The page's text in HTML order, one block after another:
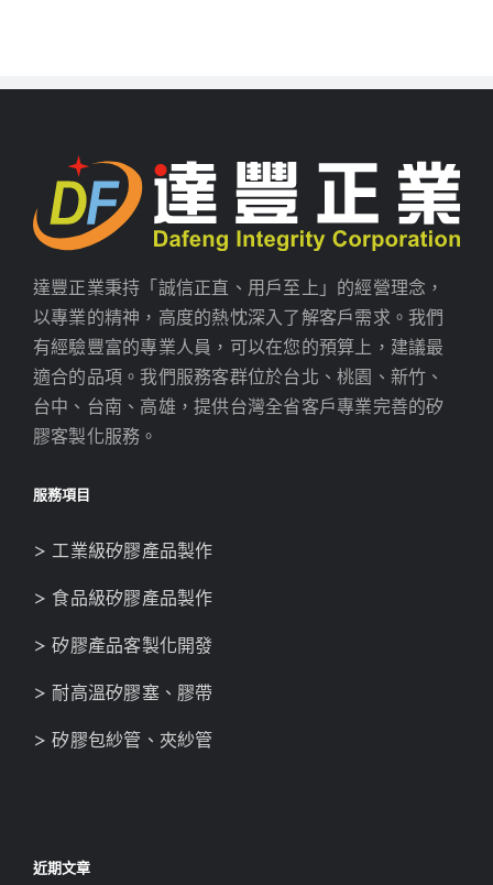
達豐正業秉持「誠信正直、用戶至上」的經營理念，
有經驗豐富的專業人員，可以在您的預算上，建議最
適合的品項。我們服務客群位於台北、桃園、新竹、
台中、台南、高雄，提供台灣全省客戶專業完善的矽
膠客製化服務。
服務項目
> 工業級矽膠產品製作
> 食品級矽膠產品製作
> 矽膠產品客製化開發
> 耐高溫矽膠塞、膠帶
> 矽膠包紗管、夾紗管
矽膠塞—使用在電鍍、陽極化、噴漆和其他表面處